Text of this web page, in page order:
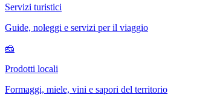
Servizi turistici
Guide, noleggi e servizi per il viaggio
🧀
Prodotti locali
Formaggi, miele, vini e sapori del territorio